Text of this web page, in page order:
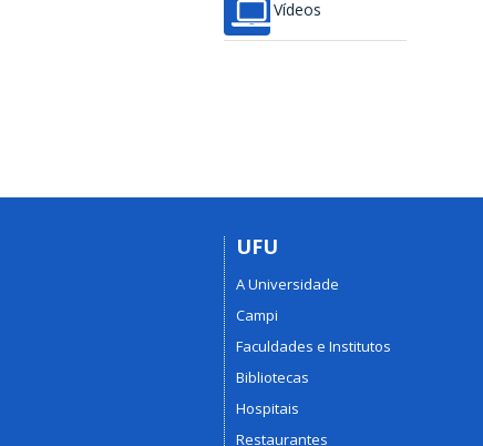
Vídeos
UFU
A Universidade
Campi
Faculdades e Institutos
Bibliotecas
Hospitais
Restaurantes